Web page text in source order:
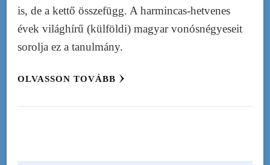
is, de a kettő összefügg. A harmincas-hetvenes
évek világhírű (külföldi) magyar vonósnégyeseit
sorolja ez a tanulmány.
OLVASSON TOVÁBB